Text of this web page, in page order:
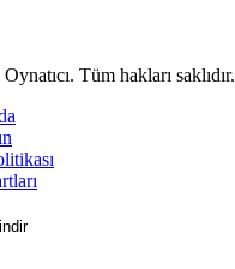
Tüm hakları saklıdır.